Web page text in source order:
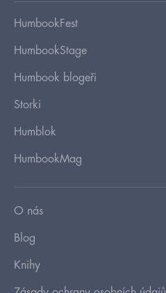
HumbookFest
HumbookStage
Humbook blogeři
Storki
Humblok
HumbookMag
O nás
Blog
Knihy